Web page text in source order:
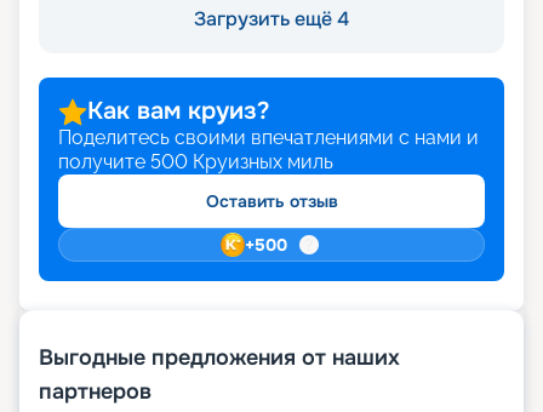
Загрузить ещё 4
Как вам круиз?
Поделитесь своими впечатлениями с нами и
получите 500 Круизных миль
Оставить отзыв
+500
Выгодные предложения от наших
партнеров